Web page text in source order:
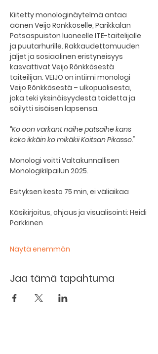
Kiitetty monologinäytelmä antaa
äänen Veijo Rönkköselle, Parikkalan
Patsaspuiston luoneelle ITE-taitelijalle
ja puutarhurille. Rakkaudettomuuden
jäljet ja sosiaalinen eristyneisyys
kasvattivat Veijo Rönkkösestä
taiteilijan. VEIJO on intiimi monologi
Veijo Rönkkösestä – ulkopuolisesta,
joka teki yksinäisyydestä taidetta ja
säilytti sisäisen lapsensa.
“Ko oon värkänt näihe patsaihe kans
koko ikkäin ko mikäkii Koitsan Pikasso."
Monologi voitti Valtakunnallisen
Monologikilpailun 2025.
Esityksen kesto 75 min, ei väliaikaa
Käsikirjoitus, ohjaus ja visualisointi: Heidi
Parkkinen
Näytä enemmän
Jaa tämä tapahtuma